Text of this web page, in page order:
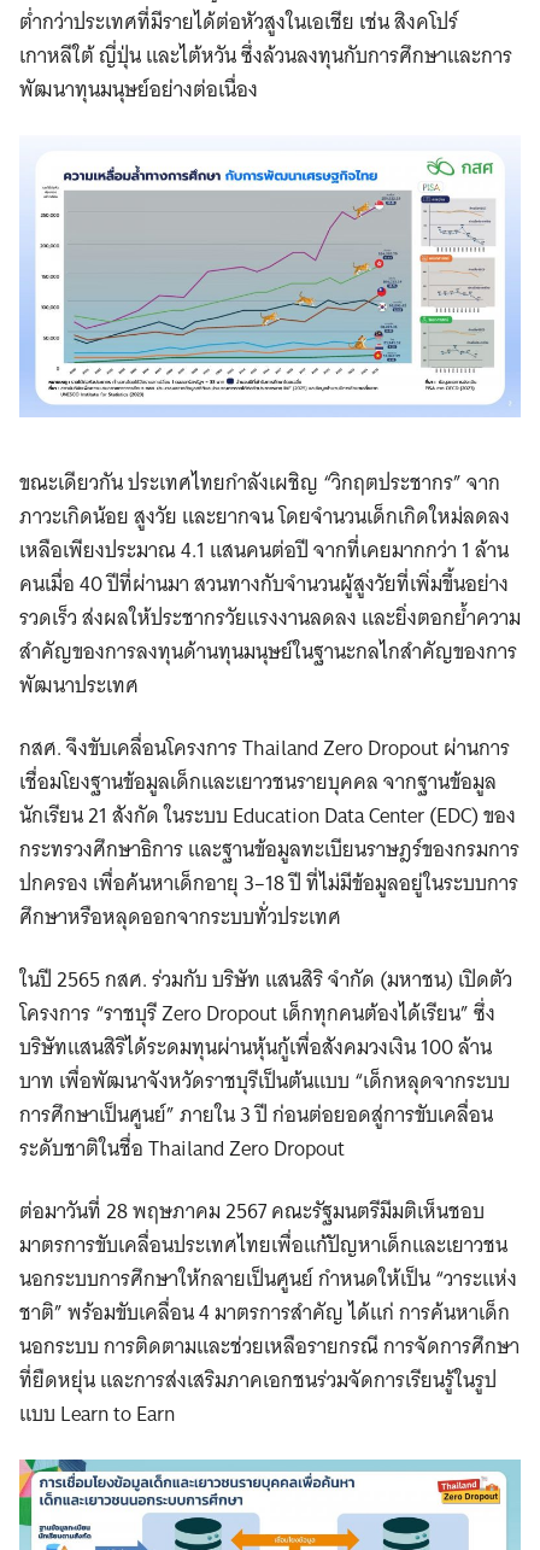
ต่ำกว่าประเทศที่มีรายได้ต่อหัวสูงในเอเชีย เช่น สิงคโปร์
เกาหลีใต้ ญี่ปุ่น และไต้หวัน ซึ่งล้วนลงทุนกับการศึกษาและการ
พัฒนาทุนมนุษย์อย่างต่อเนื่อง
ขณะเดียวกัน ประเทศไทยกำลังเผชิญ “วิกฤตประชากร” จาก
ภาวะเกิดน้อย สูงวัย และยากจน โดยจำนวนเด็กเกิดใหม่ลดลง
เหลือเพียงประมาณ 4.1 แสนคนต่อปี จากที่เคยมากกว่า 1 ล้าน
คนเมื่อ 40 ปีที่ผ่านมา สวนทางกับจำนวนผู้สูงวัยที่เพิ่มขึ้นอย่าง
รวดเร็ว ส่งผลให้ประชากรวัยแรงงานลดลง และยิ่งตอกย้ำความ
สำคัญของการลงทุนด้านทุนมนุษย์ในฐานะกลไกสำคัญของการ
พัฒนาประเทศ
กสศ. จึงขับเคลื่อนโครงการ Thailand Zero Dropout ผ่านการ
เชื่อมโยงฐานข้อมูลเด็กและเยาวชนรายบุคคล จากฐานข้อมูล
นักเรียน 21 สังกัด ในระบบ Education Data Center (EDC) ของ
กระทรวงศึกษาธิการ และฐานข้อมูลทะเบียนราษฎร์ของกรมการ
ปกครอง เพื่อค้นหาเด็กอายุ 3–18 ปี ที่ไม่มีข้อมูลอยู่ในระบบการ
ศึกษาหรือหลุดออกจากระบบทั่วประเทศ
ในปี 2565 กสศ. ร่วมกับ บริษัท แสนสิริ จำกัด (มหาชน) เปิดตัว
โครงการ “ราชบุรี Zero Dropout เด็กทุกคนต้องได้เรียน” ซึ่ง
บริษัทแสนสิริได้ระดมทุนผ่านหุ้นกู้เพื่อสังคมวงเงิน 100 ล้าน
บาท เพื่อพัฒนาจังหวัดราชบุรีเป็นต้นแบบ “เด็กหลุดจากระบบ
การศึกษาเป็นศูนย์” ภายใน 3 ปี ก่อนต่อยอดสู่การขับเคลื่อน
ระดับชาติในชื่อ Thailand Zero Dropout
ต่อมาวันที่ 28 พฤษภาคม 2567 คณะรัฐมนตรีมีมติเห็นชอบ
มาตรการขับเคลื่อนประเทศไทยเพื่อแก้ปัญหาเด็กและเยาวชน
นอกระบบการศึกษาให้กลายเป็นศูนย์ กำหนดให้เป็น “วาระแห่ง
ชาติ” พร้อมขับเคลื่อน 4 มาตรการสำคัญ ได้แก่ การค้นหาเด็ก
นอกระบบ การติดตามและช่วยเหลือรายกรณี การจัดการศึกษา
ที่ยืดหยุ่น และการส่งเสริมภาคเอกชนร่วมจัดการเรียนรู้ในรูป
แบบ Learn to Earn